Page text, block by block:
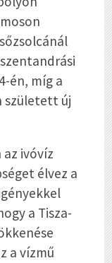
én, míg a
született új
ivóvíz
élvez a
a Tisza-
a vízmű